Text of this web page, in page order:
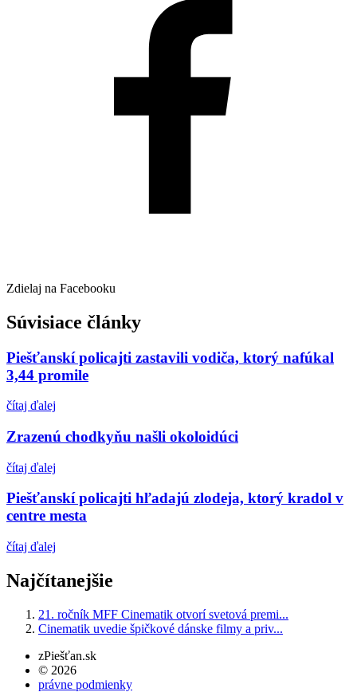
Zdielaj na Facebooku
Súvisiace články
Piešťanskí policajti zastavili vodiča, ktorý nafúkal
3,44 promile
čítaj ďalej
Zrazenú chodkyňu našli okoloidúci
čítaj ďalej
Piešťanskí policajti hľadajú zlodeja, ktorý kradol v
centre mesta
čítaj ďalej
Najčítanejšie
21. ročník MFF Cinematik otvorí svetová premi...
Cinematik uvedie špičkové dánske filmy a priv...
zPiešťan.sk
© 2026
právne podmienky